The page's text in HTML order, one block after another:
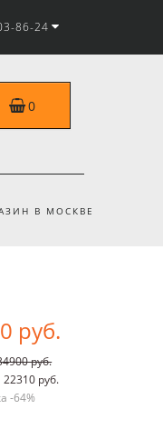
86-24
0
В МОСКВЕ
руб.
руб.
руб.
-64%